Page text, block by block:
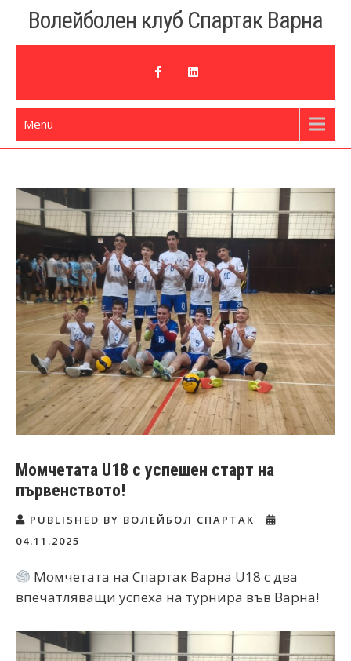
content
Волейболен клуб Спартак Варна
Menu
Момчетата U18 с успешен старт на
първенството!
PUBLISHED BY ВОЛЕЙБОЛ СПАРТАК
04.11.2025
Момчетата на Спартак Варна U18 с два
впечатляващи успеха на турнира във Варна!